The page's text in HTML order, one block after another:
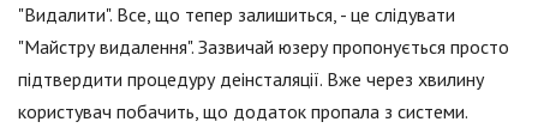
"Видалити". Все, що тепер залишиться, - це слідувати
"Майстру видалення". Зазвичай юзеру пропонується просто
підтвердити процедуру деінсталяції. Вже через хвилину
користувач побачить, що додаток пропала з системи.